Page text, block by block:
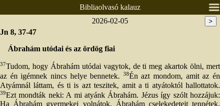
Nyitólap
Presbitérium
Csoportok
Alkalmaink
Prédikációk
Bibliaolvasó kalauz
2026-02-05
>
Jn 8, 37-47
Ábrahám utódai és az ördög fiai
37Tudom, hogy Ábrahám utódai vagytok, de ti meg akartok ölni, mert
az én igémnek nincs helye bennetek.
38Én azt mondom, amit az én
Atyámnál láttam, és ti is azt teszitek, amit a ti atyátoktól hallottatok.
39Ezt mondták neki: A mi atyánk Ábrahám. Jézus így szólt hozzájuk:
Ha Ábrahám gyermekei volnátok, Ábrahám cselekedeteit tennétek.